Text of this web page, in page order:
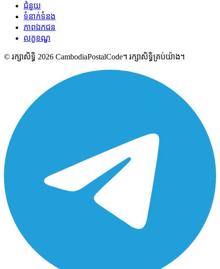
ជំនួយ
ទំនាក់ទំនង
ភាពឯកជន
លក្ខខណ្ឌ
© រក្សាសិទ្ធិ 2026 CambodiaPostalCode។ រក្សាសិទ្ធិគ្រប់យ៉ាង។